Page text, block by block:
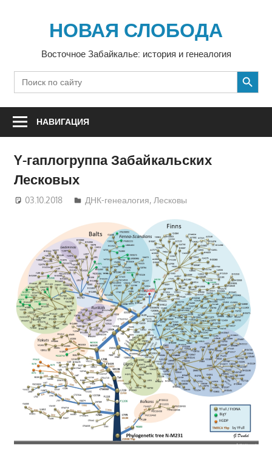
содержимомуНОВАЯ СЛОБОДА
Восточное Забайкалье: история и генеалогия
Search
for:
SEARCH BUTTON
НАВИГАЦИЯ
Y-гаплогруппа Забайкальских
Лесковых
03.10.2018 ksleskov
ДНК-генеалогия, Лесковы